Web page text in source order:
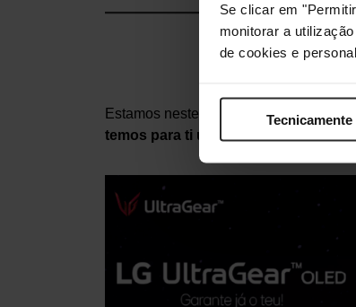
Se clicar em
monitorar a
de cookies e
Estamos neste momento em
temos para ti um Cashback muito